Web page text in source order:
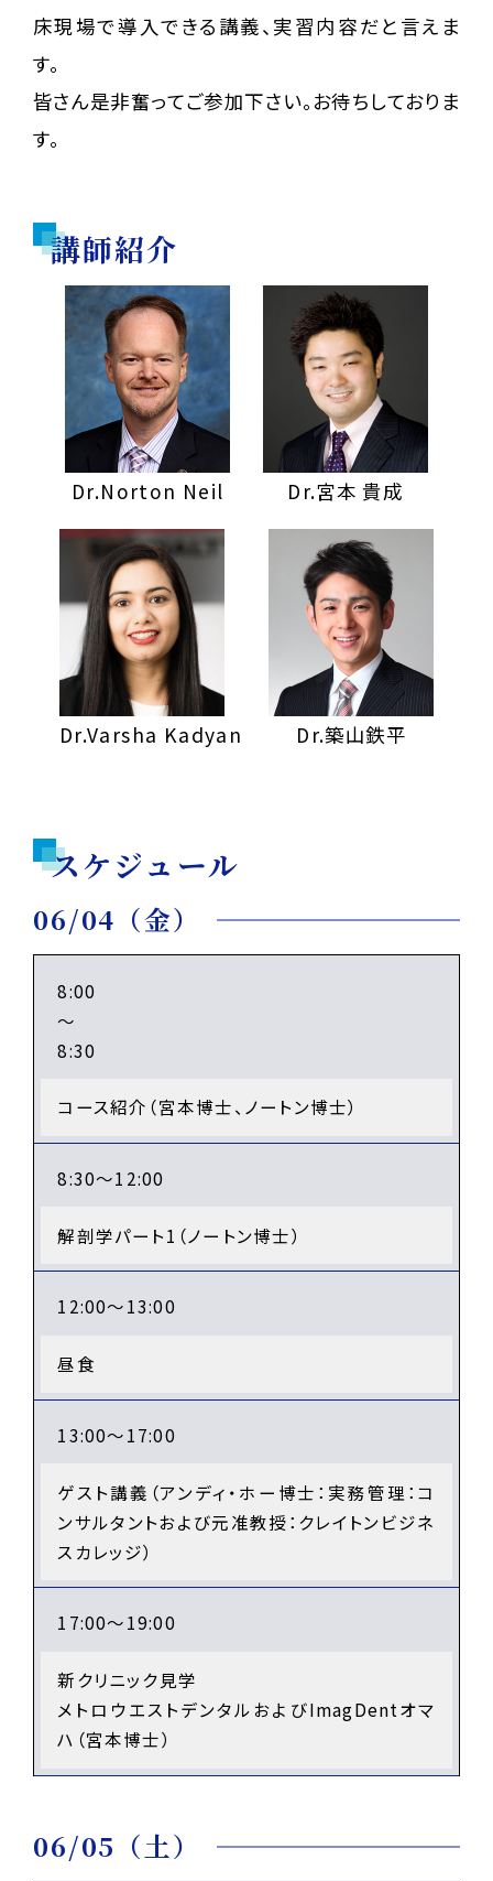
床現場で導入できる講義、実習内容だと言えま
す。
皆さん是非奮ってご参加下さい。お待ちしておりま
す。
講師紹介
Dr.Norton Neil Dr.宮本 貴成
Dr.Varsha Kadyan Dr.築山鉄平
スケジュール
06/04（金）
8:00
～
8:30
コース紹介（宮本博士、ノートン博士）
8:30～12:00
解剖学パート1（ノートン博士）
12:00～13:00
昼食
13:00～17:00
ゲスト講義（アンディ・ホー博士：実務管理：コ
ンサルタントおよび元准教授：クレイトンビジネ
スカレッジ）
17:00～19:00
新クリニック見学
メトロウエストデンタルおよびImagDentオマ
ハ（宮本博士）
06/05（土）